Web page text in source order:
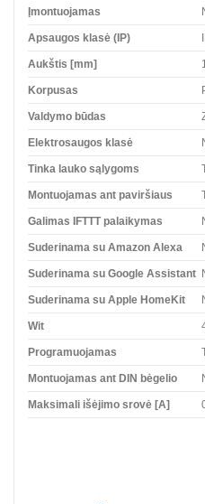
Įmontuojamas
Apsaugos klasė (IP)
Aukštis [mm]
Korpusas
Valdymo būdas
Elektrosaugos klasė
Tinka lauko sąlygoms
Montuojamas ant paviršiaus
Galimas IFTTT palaikymas
Suderinama su Amazon Alexa
Suderinama su Google Assistant
Suderinama su Apple HomeKit
Wit
Programuojamas
Montuojamas ant DIN bėgelio
Maksimali išėjimo srovė [A]